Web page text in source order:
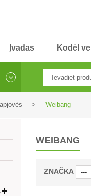
Įvadas Kodėl
> Weibang
WEIBANG
ZNAČKA